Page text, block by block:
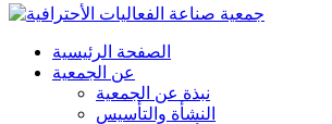
الصفحة الرئيسية
عن الجمعية
نبذة عن الجمعية
النشأة والتأسيس